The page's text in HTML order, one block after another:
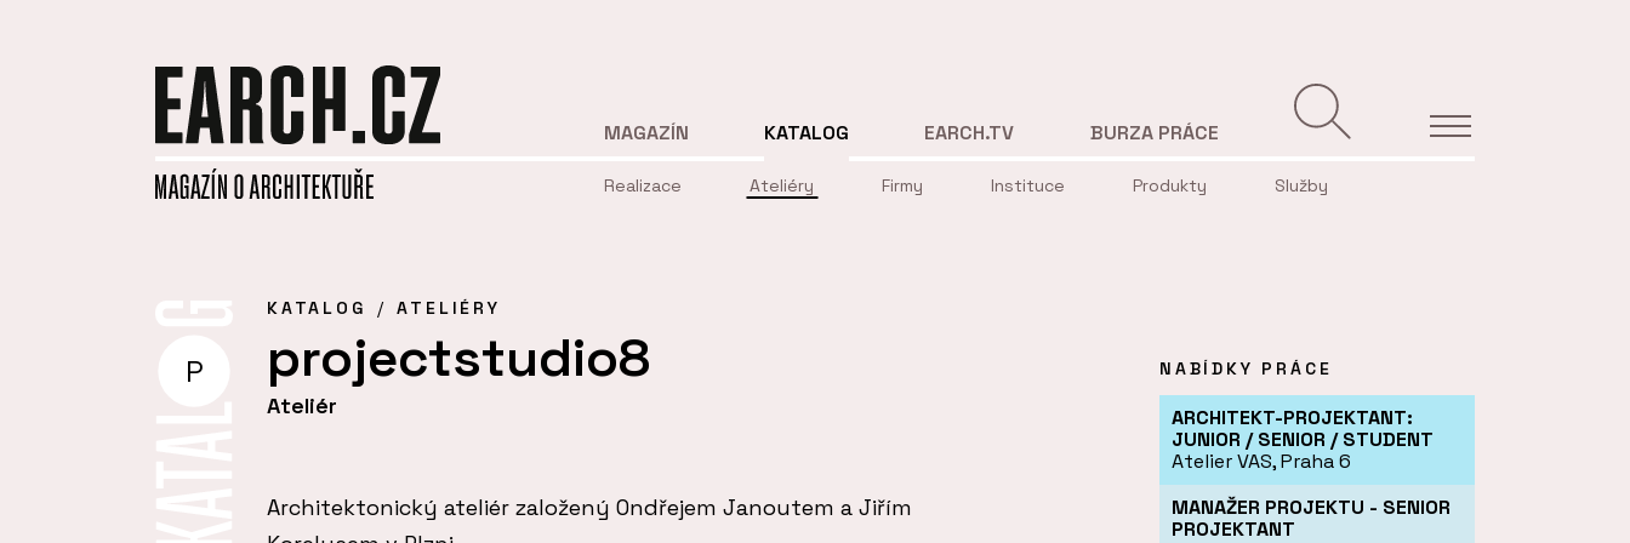
MAGAZÍN KATALOG
Realizace Ateliéry Firmy Instituce Produkty Služby
EARCH.TV BURZA PRÁCE
P
KATALOG ATELIÉRY
projectstudio8
Ateliér
Architektonický ateliér založený Ondřejem Janoutem a Jiřím
NABÍDKY PRÁCE
ARCHITEKT-PROJEKTANT:
JUNIOR / SENIOR / STUDENT
Atelier VAS, Praha 6
MANAŽER PROJEKTU - SENIOR
PROJEKTANT